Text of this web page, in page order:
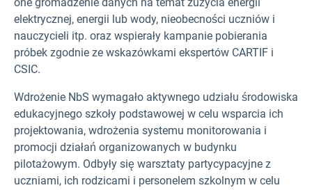
elektrycznej, energii lub wody, nieobecności uczniów i
nauczycieli itp. oraz wspierały kampanie pobierania
próbek zgodnie ze wskazówkami ekspertów CARTIF i
CSIC.
Wdrożenie NbS wymagało aktywnego udziału środowiska
edukacyjnego szkoły podstawowej w celu wsparcia ich
projektowania, wdrożenia systemu monitorowania i
promocji działań organizowanych w budynku
pilotażowym. Odbyły się warsztaty partycypacyjne z
uczniami, ich rodzicami i personelem szkolnym w celu